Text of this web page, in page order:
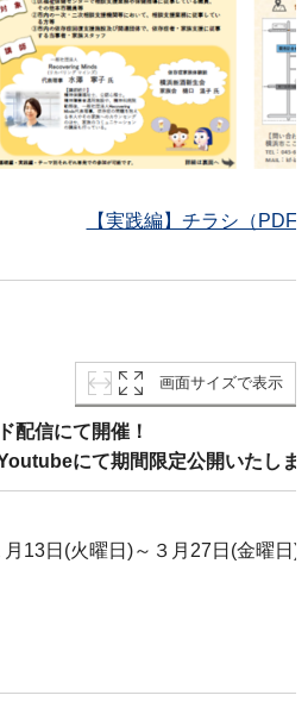
【実践編】チラシ（PDF
画面サイズで表示
配信にて開催！
て期間限定公開いたしま
月13日(火曜日)～３月27日(金